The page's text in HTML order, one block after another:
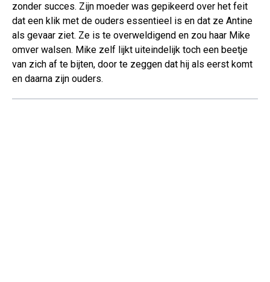
zonder succes. Zijn moeder was gepikeerd over het feit
dat een klik met de ouders essentieel is en dat ze Antine
als gevaar ziet. Ze is te overweldigend en zou haar Mike
omver walsen. Mike zelf lijkt uiteindelijk toch een beetje
van zich af te bijten, door te zeggen dat hij als eerst komt
en daarna zijn ouders.